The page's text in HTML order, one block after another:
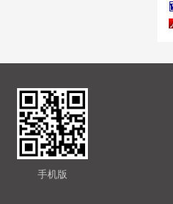
手机版